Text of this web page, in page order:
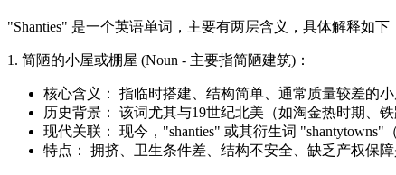
"Shanties" 是一个英语单词，主要有两层含义，具体解释如下
1. 简陋的小屋或棚屋 (Noun - 主要指简陋建筑)：
核心含义： 指临时搭建、结构简单、通常质量较差的
历史背景： 该词尤其与19世纪北美（如淘金热时期、
现代关联： 现今，"shanties" 或其衍生词
特点： 拥挤、卫生条件差、结构不安全、缺乏产权保